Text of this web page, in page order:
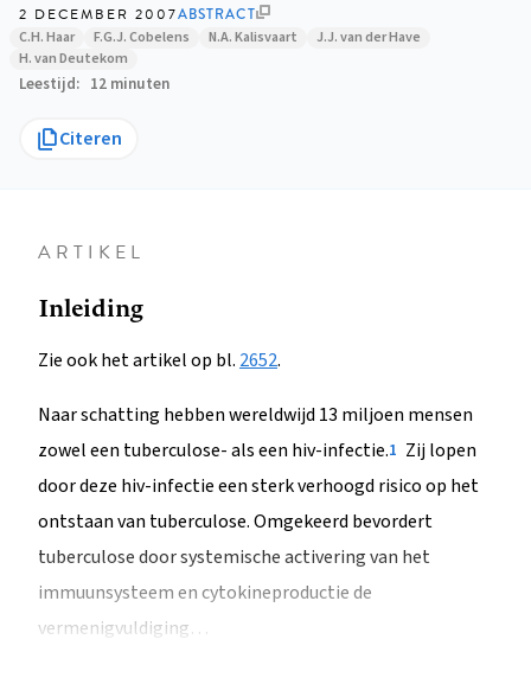
2 DECEMBER 2007ABSTRACT
C.H. Haar
F.G.J. Cobelens N.A. Kalisvaart
J.J. van der Have
H. van Deutekom
Leestijd 12 minuten
Citeren
ARTIKEL
Inleiding
Zie ook het artikel op bl. 2652.
Naar schatting hebben wereldwijd 13 miljoen mensen
zowel een tuberculose- als een hiv-infectie.1 Zij lopen
door deze hiv-infectie een sterk verhoogd risico op het
ontstaan van tuberculose. Omgekeerd bevordert
tuberculose door systemische activering van het
immuunsysteem en cytokineproductie de
vermenigvuldiging…